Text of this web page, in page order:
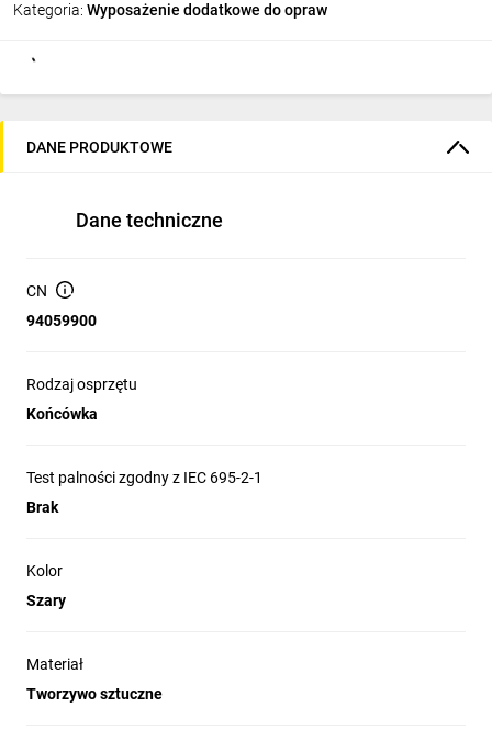
Kategoria: Wyposażenie dodatkowe do opraw
DANE PRODUKTOWE
Dane techniczne
CN
94059900
Rodzaj osprzętu
Końcówka
Test palności zgodny z IEC 695-2-1
Brak
Kolor
Szary
Materiał
Tworzywo sztuczne